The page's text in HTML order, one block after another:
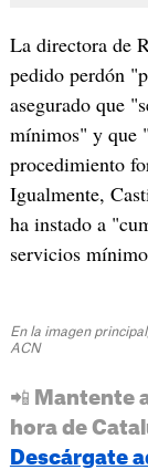
La directora de
pedido perdón
asegurado que
mínimos" y que
procedimiento
Igualmente,
ha instado a
servicios
En la imagen
ACN
📲 Mantente
hora de
Descárgate